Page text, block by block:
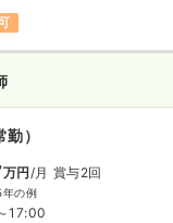
）
万円/月 賞与2回
の例
17:00